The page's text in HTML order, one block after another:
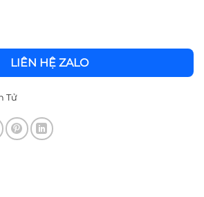
LIÊN HỆ ZALO
Tử